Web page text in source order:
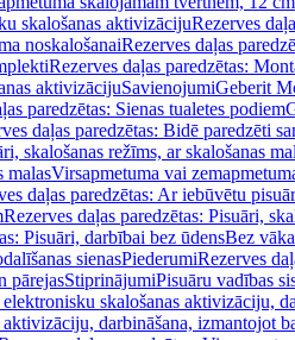
skalošanas aktivizācijuRezerves
noskalošanaiRezerves daļas
Rezerves daļas paredzētas:
aktivizācijuSavienojumiGeberit
paredzētas: Sienas tualetes podiem
daļas paredzētas: Bidē paredzēti
skalošanas režīms, ar skalošanas
malasVirsapmetuma vai
daļas paredzētas: Ar iebūvētu
Rezerves daļas paredzētas: Pisuāri,
Pisuāri, darbībai bez ūdensBez vāka
sienasPiederumiRezerves
pārejasStiprinājumiPisuāru vadības
skalošanas aktivizāciju,
darbināšana, izmantojot